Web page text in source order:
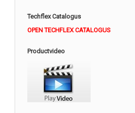
Techflex Catalogus
OPEN TECHFLEX CATALOGUS
Productvideo